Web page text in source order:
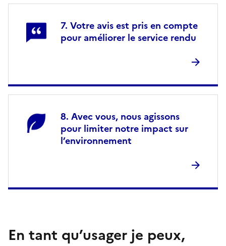
Votre avis est pris en compte
pour améliorer le service rendu
Avec vous, nous agissons
pour limiter notre impact sur
l’environnement
En tant qu’usager je peux,